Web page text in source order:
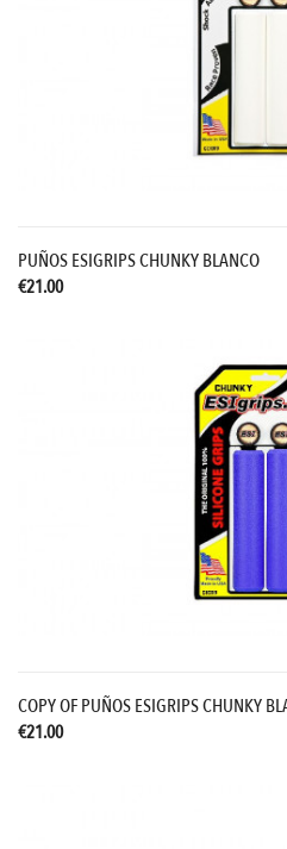
PUÑOS ESIGRIPS CHUNKY BLANCO
€21.00
COPY OF PUÑOS ESIGRIPS CHUNKY
€21.00